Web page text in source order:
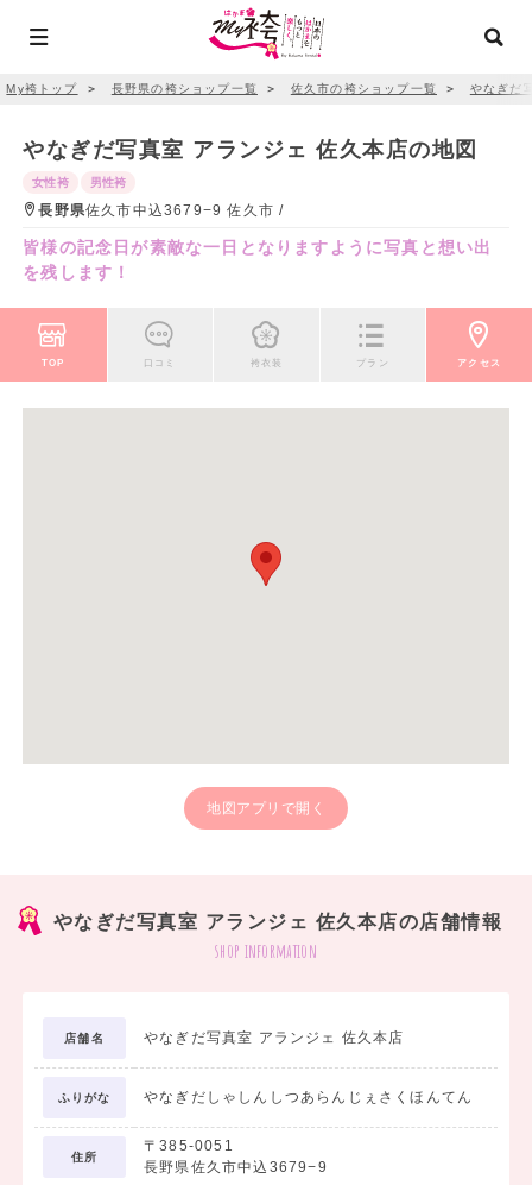
My袴トップ ＞ 長野県の袴ショップ一覧 ＞ 佐久市の袴ショップ一覧 ＞ やなぎだ
やなぎだ写真室 アランジェ 佐久本店の地図
女性袴 男性袴
長野県佐久市中込3679−9 佐久市 /
皆様の記念日が素敵な一日となりますように写真と想い出
を残します！
TOP 口コミ 袴衣装 プラン アクセス
地図アプリで開く
やなぎだ写真室 アランジェ 佐久本店の店舗情報
shop information
店舗名 やなぎだ写真室 アランジェ 佐久本店
ふりがな やなぎだしゃしんしつあらんじぇさくほんてん
住所
〒385-0051
長野県佐久市中込3679−9